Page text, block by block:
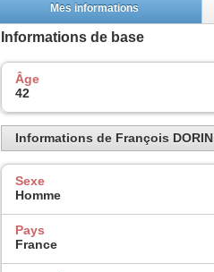
Mes informations
Informations de base
Âge
42
Informations de François DORIN
Sexe
Homme
Pays
France